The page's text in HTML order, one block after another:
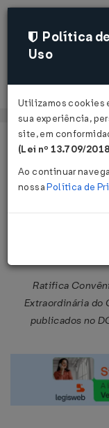
Página Inicial
Ato
Ratifica
Extraordinária do
publicados no
Política
Uso
Utilizamos cookies
sua experiência,
site, em
(Lei nº 13.709/
Ao continuar
nossaPolítica de